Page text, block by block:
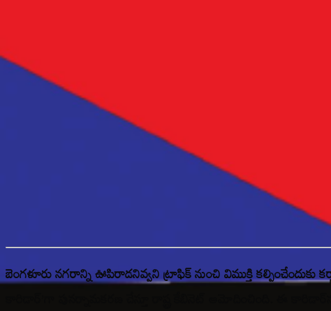
బెంగళూరు నగరాన్ని ఊపిరాడనివ్వని ట్రాఫిక్ నుంచి విముక్తి కల్పించేందుకు